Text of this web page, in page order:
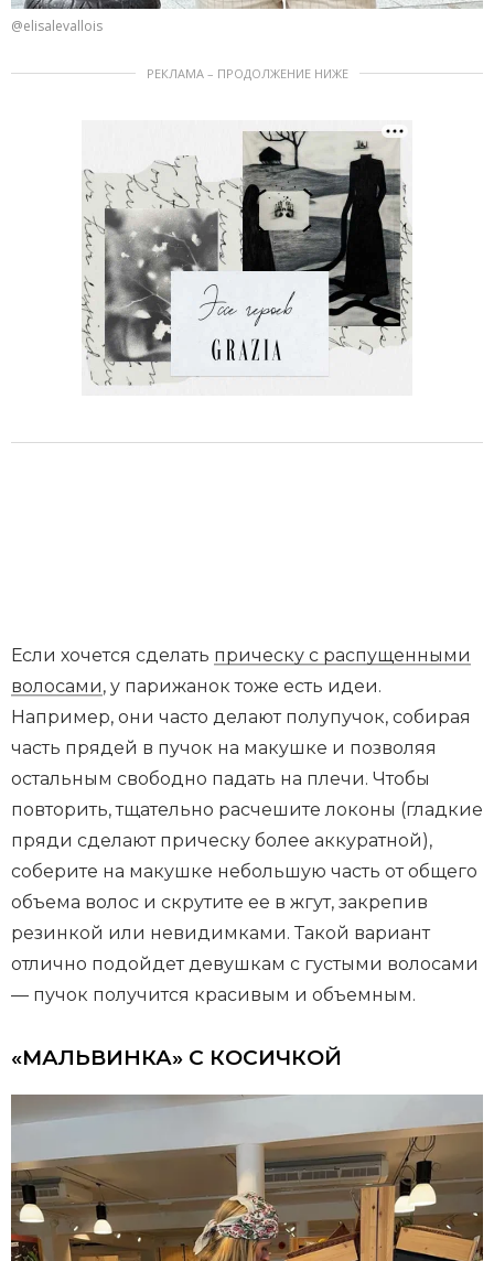
@elisalevallois
РЕКЛАМА – ПРОДОЛЖЕНИЕ НИЖЕ
Если хочется сделать прическу с распущенными
волосами, у парижанок тоже есть идеи.
Например, они часто делают полупучок, собирая
часть прядей в пучок на макушке и позволяя
остальным свободно падать на плечи. Чтобы
повторить, тщательно расчешите локоны (гладкие
пряди сделают прическу более аккуратной),
соберите на макушке небольшую часть от общего
объема волос и скрутите ее в жгут, закрепив
резинкой или невидимками. Такой вариант
отлично подойдет девушкам с густыми волосами
— пучок получится красивым и объемным.
«МАЛЬВИНКА» С КОСИЧКОЙ